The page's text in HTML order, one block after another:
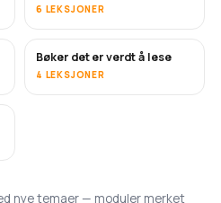
6 LEKSJONER
SNART
Bøker det er verdt å lese
4 LEKSJONER
nye temaer — moduler merket